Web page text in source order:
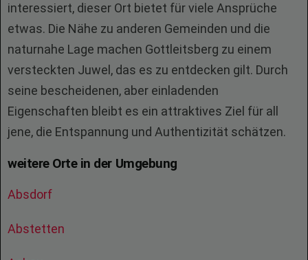
interessiert, dieser Ort bietet für viele Ansprüche
etwas. Die Nähe zu anderen Gemeinden und die
naturnahe Lage machen Gottleitsberg zu einem
versteckten Juwel, das es zu entdecken gilt. Durch
seine bescheidenen, aber einladenden
Eigenschaften bleibt es ein attraktives Ziel für all
jene, die Entspannung und Authentizität schätzen.
weitere Orte in der Umgebung
Absdorf
Abstetten